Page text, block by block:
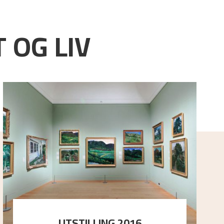
LIV